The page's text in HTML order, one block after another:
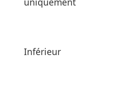
Inférieur